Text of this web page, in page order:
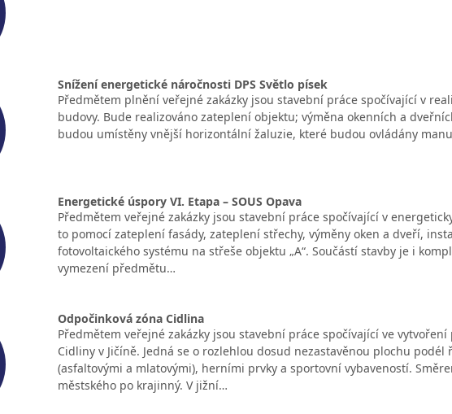
Snížení energetické náročnosti DPS Světlo písek
Předmětem plnění veřejné zakázky jsou stavební práce spočívající v
budovy. Bude realizováno zateplení objektu; výměna okenních a
budou umístěny vnější horizontální žaluzie, které budou ovládány
Energetické úspory VI. Etapa – SOUS Opava
Předmětem veřejné zakázky jsou stavební práce spočívající v
to pomocí zateplení fasády, zateplení střechy, výměny oken a dveří,
fotovoltaického systému na střeše objektu „A“. Součástí stavby je i
vymezení předmětu…
Odpočinková zóna Cidlina
Předmětem veřejné zakázky jsou stavební práce spočívající ve
Cidliny v Jičíně. Jedná se o rozlehlou dosud nezastavěnou plochu
(asfaltovými a mlatovými), herními prvky a sportovní vybaveností.
městského po krajinný. V jižní…